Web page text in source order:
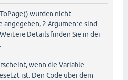
wurden nicht
angegeben, 2 Argumente sind
Details finden Sie in der
wenn die Variable
ist. Den Code über dem